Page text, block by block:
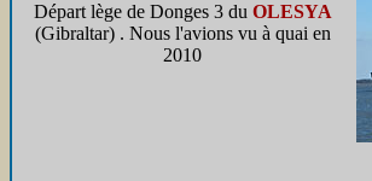
Départ lège de Donges 3 du OLESYA
(Gibraltar) . Nous l'avions vu à quai en
2010